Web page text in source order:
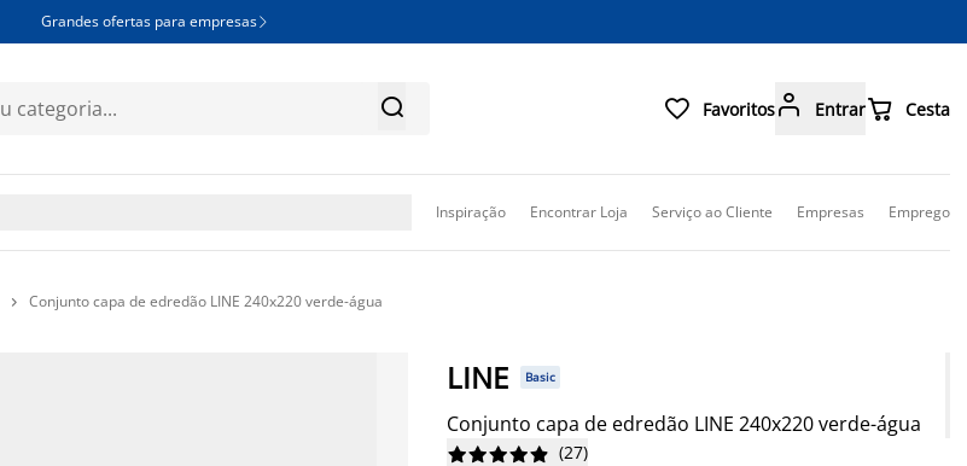
Grandes ofertas para empresas 
  Favoritos Entrar Cesta
Inspiração Encontrar Loja Serviço ao Cliente Empresas Emprego
 Conjunto capa de edredão LINE 240x220 verde-água
LINE Basic
Conjunto capa de edredão LINE 240x220 verde-água





 (27)